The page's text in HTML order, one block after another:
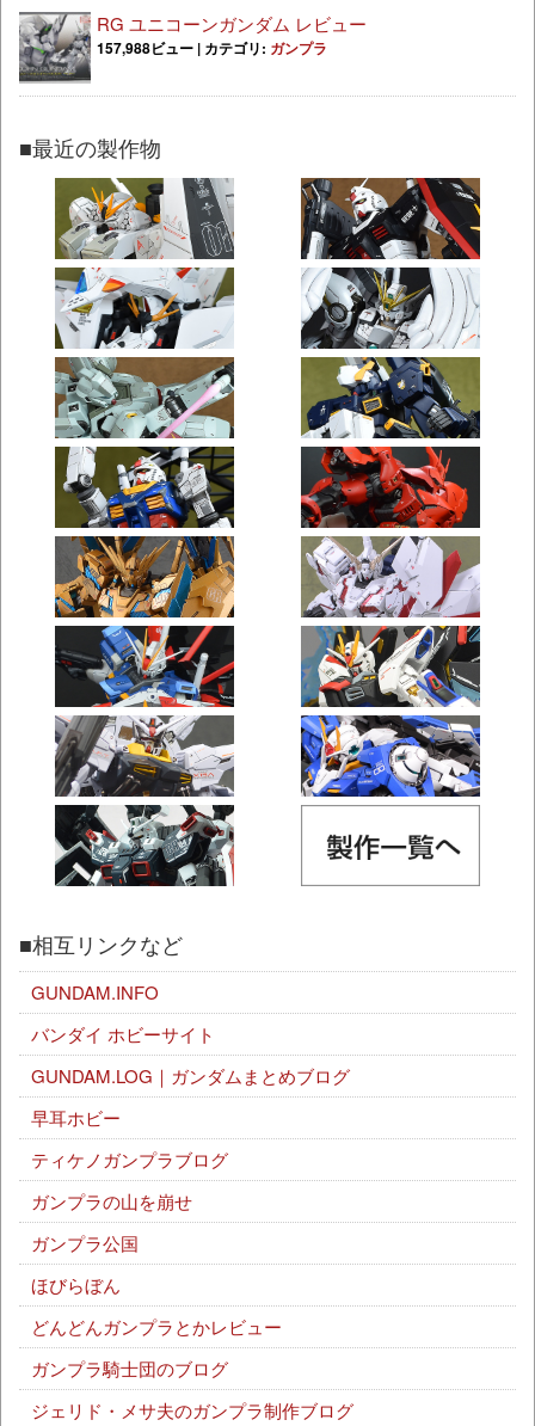
RG ユニコーンガンダム レビュー
157,988ビュー | カテゴリ: ガンプラ
■最近の製作物
■相互リンクなど
GUNDAM.INFO
バンダイ ホビーサイト
GUNDAM.LOG｜ガンダムまとめブログ
早耳ホビー
ティケノガンプラブログ
ガンプラの山を崩せ
ガンプラ公国
ほびらぼん
どんどんガンプラとかレビュー
ガンプラ騎士団のブログ
ジェリド・メサ夫のガンプラ制作ブログ